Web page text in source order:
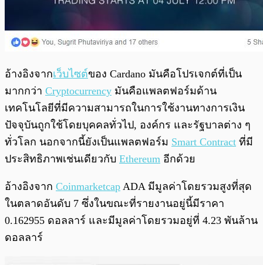
อ้างอิงจากเว็บไซต์ของ Cardano มันคือโปรเจกต์ที่เป็น
มากกว่า Cryptocurrency มันคือแพลตฟอร์มด้าน
เทคโนโลยีที่มีความสามารถในการใช้งานทางการเงิน
ปัจจุบันถูกใช้โดยบุคคลทั่วไป, องค์กร และรัฐบาลต่าง ๆ
ทั่วโลก นอกจากนี้ยังเป็นแพลตฟอร์ม Smart Contract ที่มี
ประสิทธิภาพเช่นเดียวกับ Ethereum อีกด้วย
อ้างอิงจาก Coinmarketcap ADA มีมูลค่าโดยรวมสูงที่สุด
ในตลาดอันดับ 7 ซึ่งในขณะที่รายงานอยู่นี้มีราคา
0.162955 ดอลลาร์ และมีมูลค่าโดยรวมอยู่ที่ 4.23 พันล้าน
ดอลลาร์